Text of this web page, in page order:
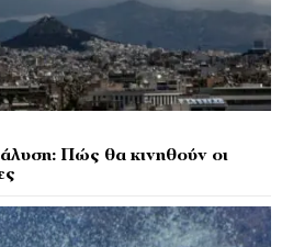
Πώς θα κινηθούν οι